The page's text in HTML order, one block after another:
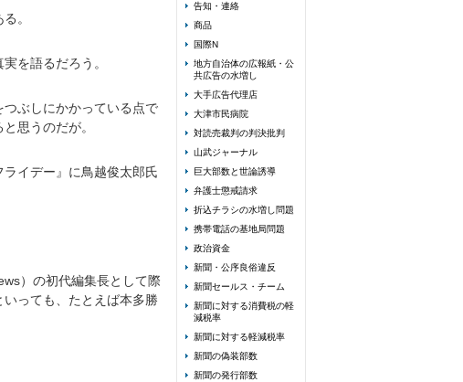
。
を語るだろう。
ぶしにかかっている点で
思うのだが。
イデー』に鳥越俊太郎氏
）の初代編集長として際
っても、たとえば本多勝
告知・連絡
商品
国際N
地方自治体の広報紙・公
共広告の水増し
大手広告代理店
大津市民病院
対読売裁判の判決批判
山武ジャーナル
巨大部数と世論誘導
弁護士懲戒請求
折込チラシの水増し問題
携帯電話の基地局問題
政治資金
新聞・公序良俗違反
新聞セールス・チーム
新聞に対する消費税の軽
減税率
新聞に対する軽減税率
新聞の偽装部数
新聞の発行部数